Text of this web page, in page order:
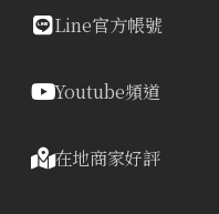
Line官方帳號
Youtube頻道
在地商家好評